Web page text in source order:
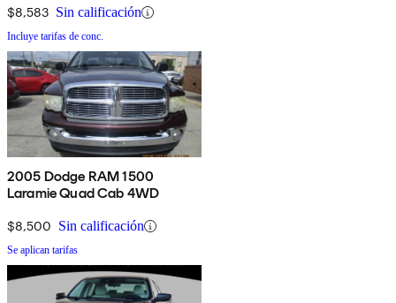
$8,583 Sin calificación
Incluye tarifas de conc.
2005 Dodge RAM 1500
Laramie Quad Cab 4WD
$8,500 Sin calificación
Se aplican tarifas